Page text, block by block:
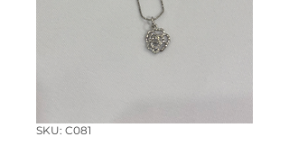
SKU: C081